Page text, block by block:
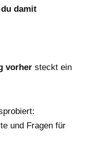
damit
vorhersteckt ein
und Fragen für